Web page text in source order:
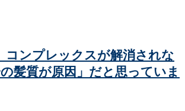
コンプレックスが解消されな
髪質が原因」だと思っていま